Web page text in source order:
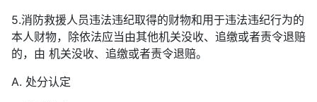
5.消防救援人员违法违纪取得的财物和用于违法违纪行为的
本人财物，除依法应当由其他机关没收、追缴或者责令退赔
的，由 机关没收、追缴或者责令退赔。
A. 处分认定